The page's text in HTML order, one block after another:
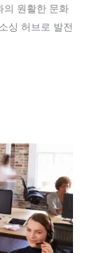
의 원활한 문화
싱 허브로 발전